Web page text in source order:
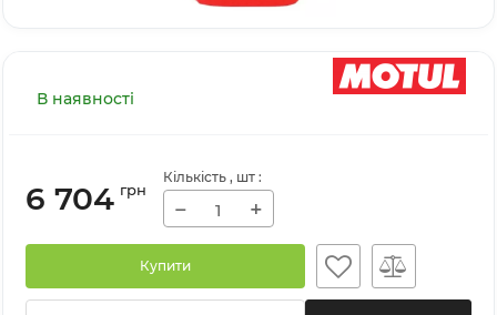
В наявності
6 704 грн
Кількість , шт :
− +
Купити